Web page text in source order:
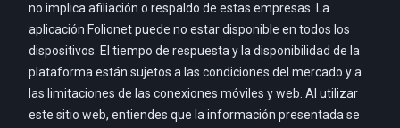
no implica afiliación o respaldo de estas empresas. La
aplicación Folionet puede no estar disponible en todos los
dispositivos. El tiempo de respuesta y la disponibilidad de la
plataforma están sujetos a las condiciones del mercado y a
las limitaciones de las conexiones móviles y web. Al utilizar
este sitio web, entiendes que la información presentada se